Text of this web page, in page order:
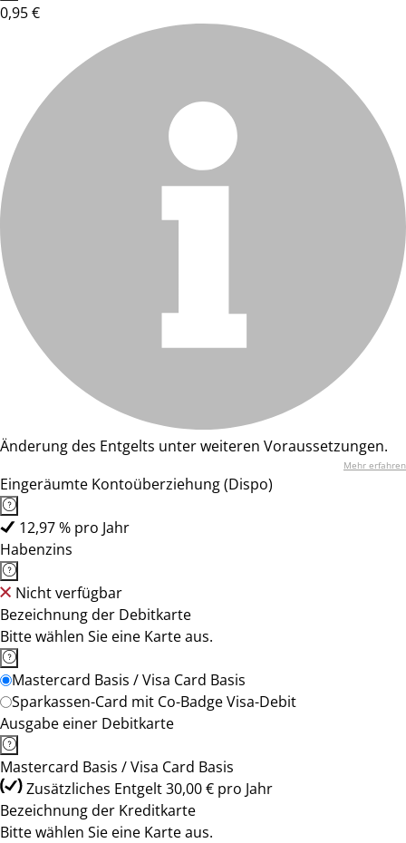
0,95 €
Änderung des Entgelts unter weiteren Voraussetzungen.
Mehr erfahren
Eingeräumte Kontoüberziehung (Dispo)
12,97 % pro Jahr
Habenzins
Nicht verfügbar
Bezeichnung der Debitkarte
Bitte wählen Sie eine Karte aus.
Mastercard Basis / Visa Card Basis
Sparkassen-Card mit Co-Badge Visa-Debit
Ausgabe einer Debitkarte
Mastercard Basis / Visa Card Basis
Zusätzliches Entgelt 30,00 € pro Jahr
Bezeichnung der Kreditkarte
Bitte wählen Sie eine Karte aus.